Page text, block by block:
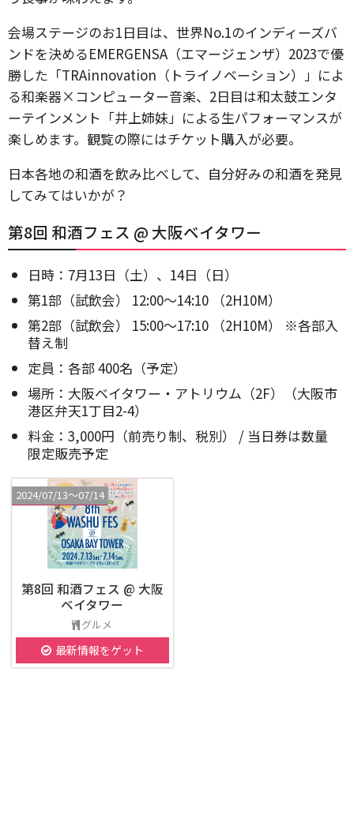
会場ステージのお1日目は、世界No.1のインディーズバ
ンドを決めるEMERGENSA（エマージェンザ）2023で優
勝した「TRAinnovation（トライノベーション）」によ
る和楽器×コンピューター音楽、2日目は和太鼓エンタ
ーテインメント「井上姉妹」による生パフォーマンスが
楽しめます。観覧の際にはチケット購入が必要。
日本各地の和酒を飲み比べして、自分好みの和酒を発見
してみてはいかが？
第8回 和酒フェス @ 大阪ベイタワー
日時：7月13日（土）、14日（日）
第1部（試飲会） 12:00～14:10 （2H10M）
第2部（試飲会） 15:00～17:10 （2H10M） ※各部入
替え制
定員：各部 400名（予定）
場所：大阪ベイタワー・アトリウム（2F）（大阪市
港区弁天1丁目2-4）
料金：3,000円（前売り制、税別） / 当日券は数量
限定販売予定
2024/07/13〜07/14
第8回 和酒フェス @ 大阪
ベイタワー
グルメ
最新情報をゲット